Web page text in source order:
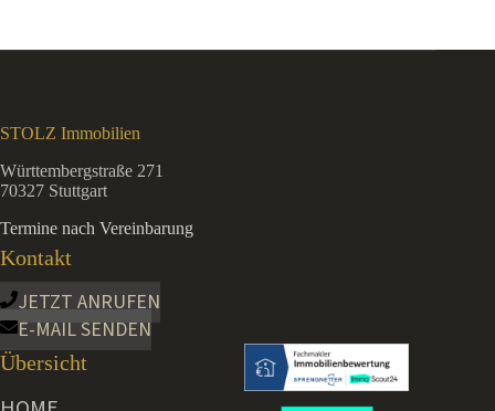
STOLZ Immobilien
Württembergstraße 271
70327 Stuttgart
Termine nach Vereinbarung
Kontakt
JETZT ANRUFEN
E-MAIL SENDEN
Übersicht